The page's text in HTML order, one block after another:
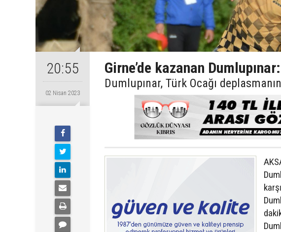
20:55
02 Nisan 2023
Girne’de kazanan
Dumlupınar, Türk Ocağı